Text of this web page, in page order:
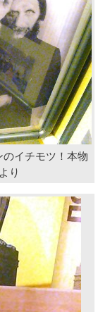
イチモツ！本物
り